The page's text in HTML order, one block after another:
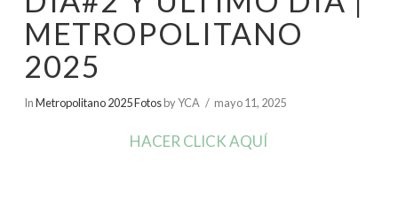
METROPOLITANO
2025
InMetropolitano 2025 Fotosby YCA mayo 11, 2025
HACER CLICK AQUÍ